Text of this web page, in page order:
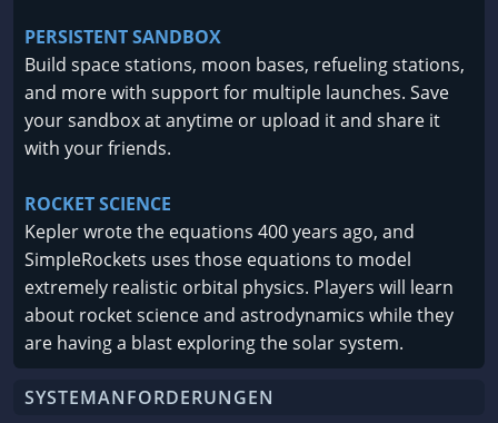
PERSISTENT SANDBOX
Build space stations, moon bases, refueling stations,
and more with support for multiple launches. Save
your sandbox at anytime or upload it and share it
with your friends.
ROCKET SCIENCE
Kepler wrote the equations 400 years ago, and
SimpleRockets uses those equations to model
extremely realistic orbital physics. Players will learn
about rocket science and astrodynamics while they
are having a blast exploring the solar system.
SYSTEMANFORDERUNGEN